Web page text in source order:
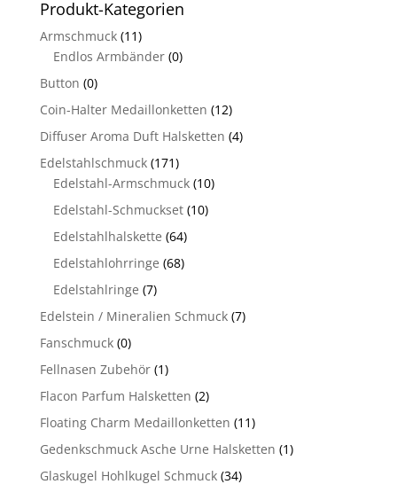
Produkt-Kategorien
Armschmuck (11)
Endlos Armbänder (0)
Button (0)
Coin-Halter Medaillonketten (12)
Diffuser Aroma Duft Halsketten (4)
Edelstahlschmuck (171)
Edelstahl-Armschmuck (10)
Edelstahl-Schmuckset (10)
Edelstahlhalskette (64)
Edelstahlohrringe (68)
Edelstahlringe (7)
Edelstein / Mineralien Schmuck (7)
Fanschmuck (0)
Fellnasen Zubehör (1)
Flacon Parfum Halsketten (2)
Floating Charm Medaillonketten (11)
Gedenkschmuck Asche Urne Halsketten (1)
Glaskugel Hohlkugel Schmuck (34)